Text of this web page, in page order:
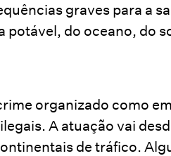
graves para a
do oceano, do
organizado como
A atuação vai
de tráfico.